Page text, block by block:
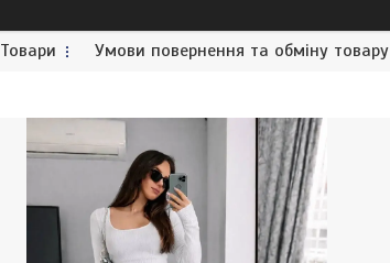
Товари Умови повернення та обміну товару